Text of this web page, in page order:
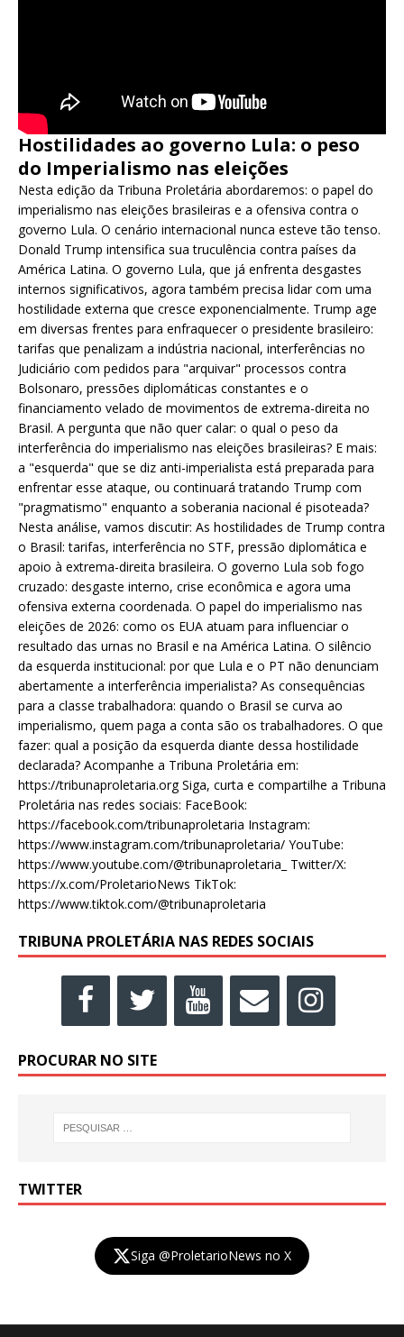
Hostilidades ao governo Lula: o peso
do Imperialismo nas eleições
Nesta edição da Tribuna Proletária abordaremos: o papel do
imperialismo nas eleições brasileiras e a ofensiva contra o
governo Lula. O cenário internacional nunca esteve tão tenso.
Donald Trump intensifica sua truculência contra países da
América Latina. O governo Lula, que já enfrenta desgastes
internos significativos, agora também precisa lidar com uma
hostilidade externa que cresce exponencialmente. Trump age
em diversas frentes para enfraquecer o presidente brasileiro:
tarifas que penalizam a indústria nacional, interferências no
Judiciário com pedidos para "arquivar" processos contra
Bolsonaro, pressões diplomáticas constantes e o
financiamento velado de movimentos de extrema-direita no
Brasil. A pergunta que não quer calar: o qual o peso da
interferência do imperialismo nas eleições brasileiras? E mais:
a "esquerda" que se diz anti-imperialista está preparada para
enfrentar esse ataque, ou continuará tratando Trump com
"pragmatismo" enquanto a soberania nacional é pisoteada?
Nesta análise, vamos discutir: As hostilidades de Trump contra
o Brasil: tarifas, interferência no STF, pressão diplomática e
apoio à extrema-direita brasileira. O governo Lula sob fogo
cruzado: desgaste interno, crise econômica e agora uma
ofensiva externa coordenada. O papel do imperialismo nas
eleições de 2026: como os EUA atuam para influenciar o
resultado das urnas no Brasil e na América Latina. O silêncio
da esquerda institucional: por que Lula e o PT não denunciam
abertamente a interferência imperialista? As consequências
para a classe trabalhadora: quando o Brasil se curva ao
imperialismo, quem paga a conta são os trabalhadores. O que
fazer: qual a posição da esquerda diante dessa hostilidade
declarada? Acompanhe a Tribuna Proletária em:
https://tribunaproletaria.org Siga, curta e compartilhe a Tribuna
Proletária nas redes sociais: FaceBook:
https://facebook.com/tribunaproletaria Instagram:
https://www.instagram.com/tribunaproletaria/ YouTube:
https://www.youtube.com/@tribunaproletaria_ Twitter/X:
https://x.com/ProletarioNews TikTok:
https://www.tiktok.com/@tribunaproletaria
TRIBUNA PROLETÁRIA NAS REDES SOCIAIS
PROCURAR NO SITE
TWITTER
Siga @ProletarioNews no X